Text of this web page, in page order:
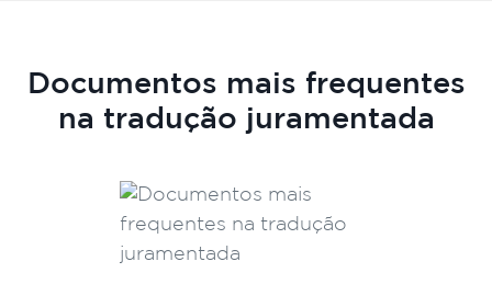
Documentos mais frequentes
na tradução juramentada